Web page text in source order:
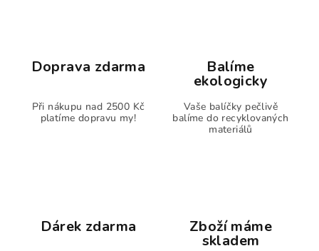
Doprava zdarma
Při nákupu nad 2500 Kč
platíme dopravu my!
Balíme
ekologicky
Vaše balíčky pečlivě
balíme do recyklovaných
materiálů
Dárek zdarma Zboží máme
skladem